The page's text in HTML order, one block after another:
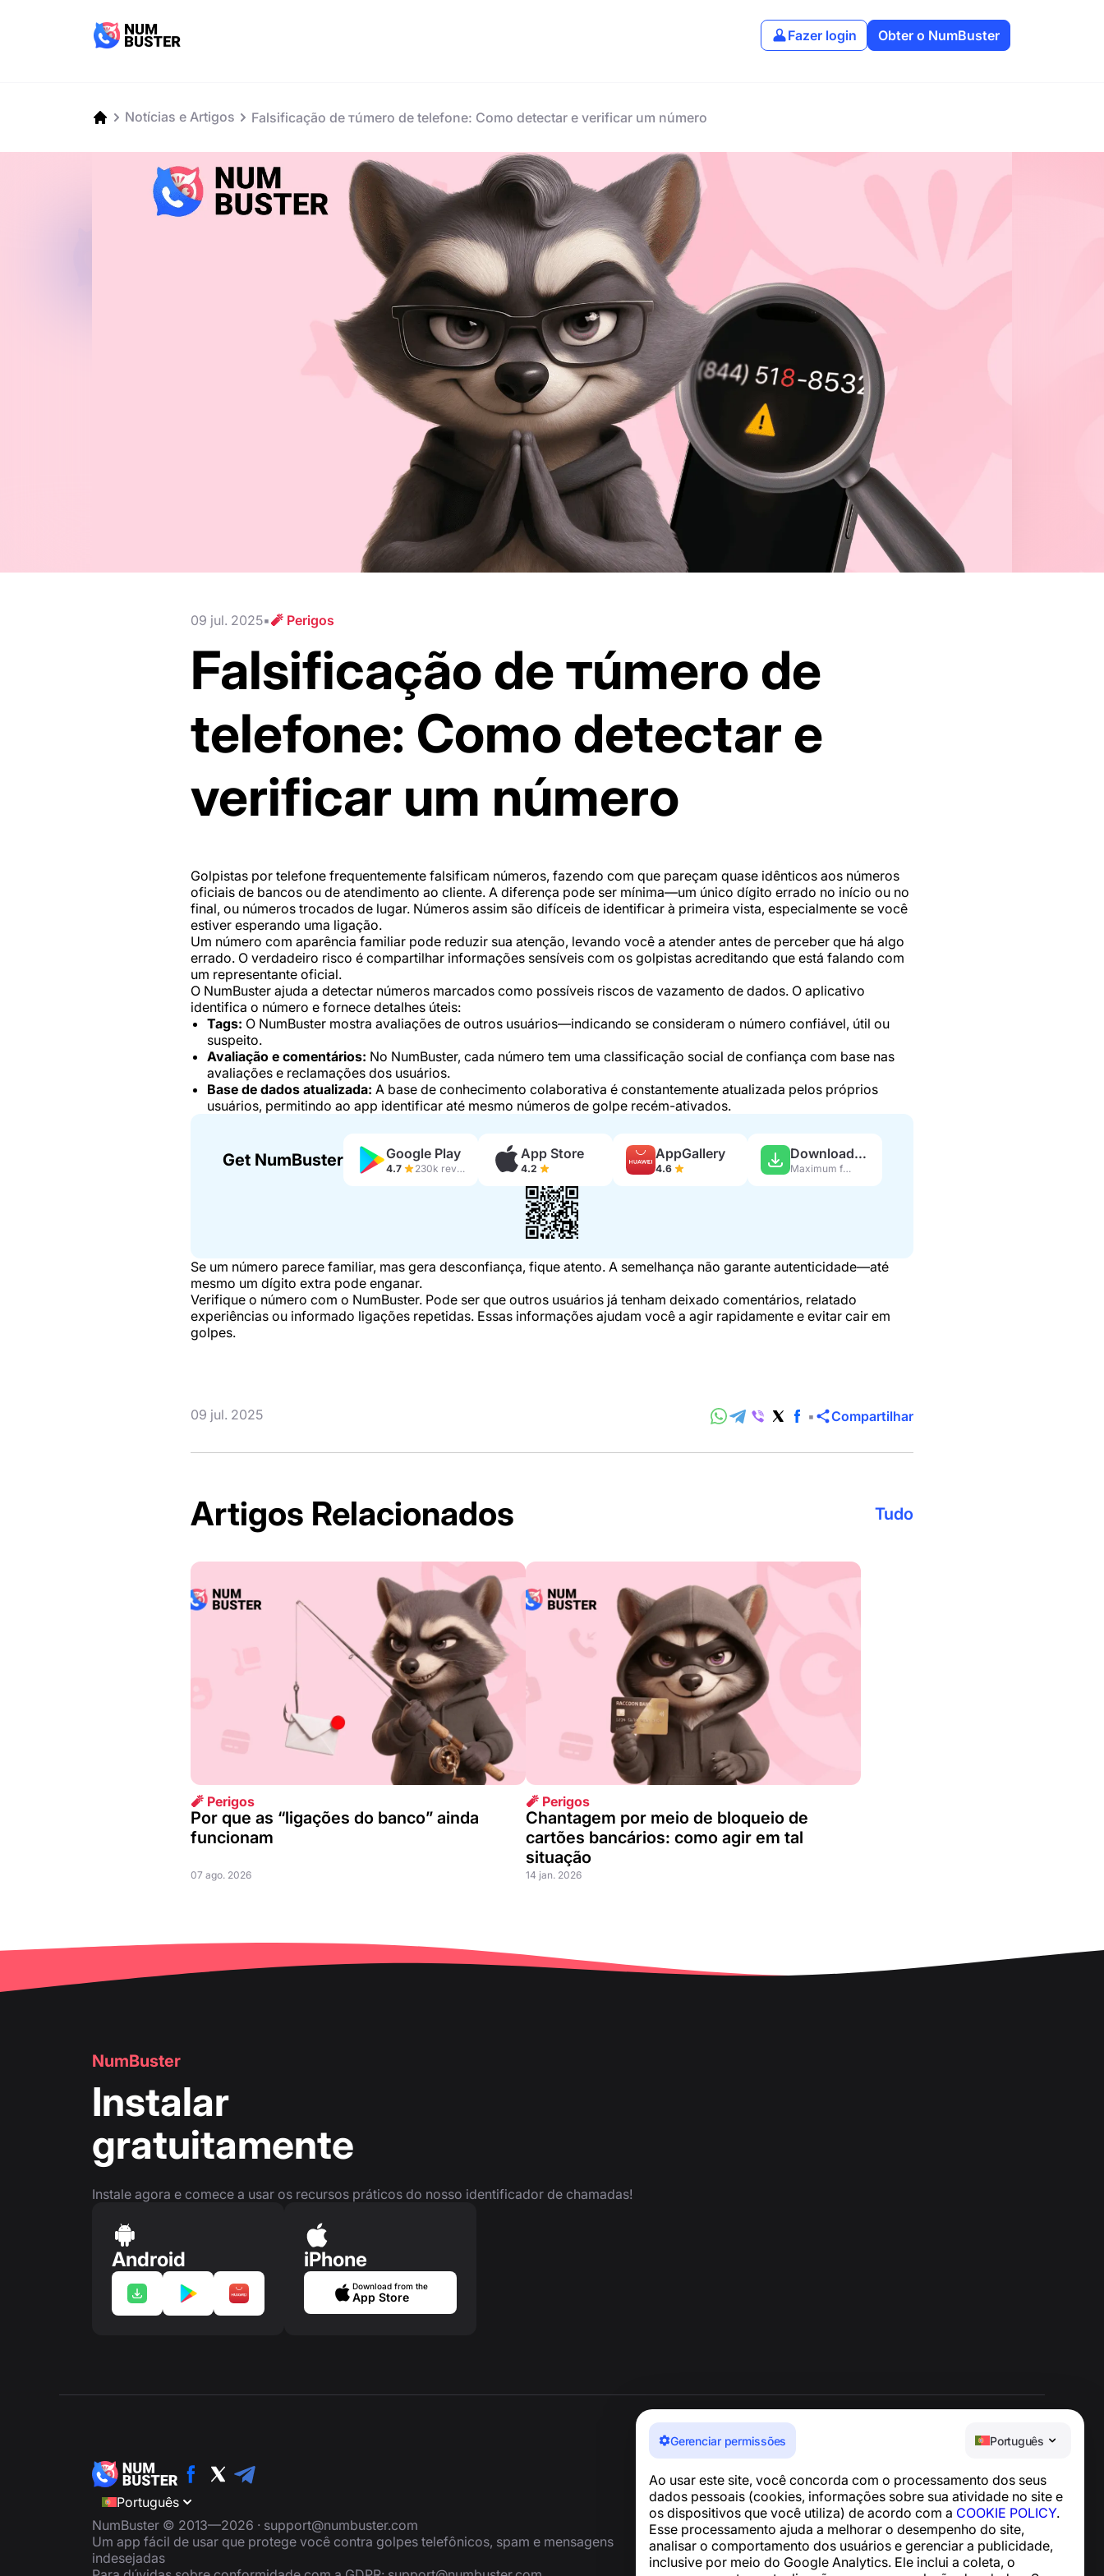
Fazer login Obter o NumBuster
Gerenciar permissões Português
Ao usar este site, você concorda com o processamento dos seus
dados pessoais (cookies, informações sobre sua atividade no site e
os dispositivos que você utiliza) de acordo com a COOKIE POLICY.
Esse processamento ajuda a melhorar o desempenho do site,
analisar o comportamento dos usuários e gerenciar a publicidade,
inclusive por meio do Google Analytics. Ele inclui a coleta, o
Notícias e Artigos Falsificação de тúmero de telefone: Como detectar e verificar um número
09 jul. 2025 🧨 Perigos
Falsificação de тúmero de
telefone: Como detectar e
verificar um número
Golpistas por telefone frequentemente falsificam números, fazendo com que pareçam quase idênticos aos números
oficiais de bancos ou de atendimento ao cliente. A diferença pode ser mínima—um único dígito errado no início ou no
final, ou números trocados de lugar. Números assim são difíceis de identificar à primeira vista, especialmente se você
estiver esperando uma ligação.
Um número com aparência familiar pode reduzir sua atenção, levando você a atender antes de perceber que há algo
errado. O verdadeiro risco é compartilhar informações sensíveis com os golpistas acreditando que está falando com
um representante oficial.
O NumBuster ajuda a detectar números marcados como possíveis riscos de vazamento de dados. O aplicativo
identifica o número e fornece detalhes úteis:
Tags: O NumBuster mostra avaliações de outros usuários—indicando se consideram o número confiável, útil ou
suspeito.
Avaliação e comentários: No NumBuster, cada número tem uma classificação social de confiança com base nas
avaliações e reclamações dos usuários.
Base de dados atualizada: A base de conhecimento colaborativa é constantemente atualizada pelos próprios
usuários, permitindo ao app identificar até mesmo números de golpe recém-ativados.
Get NumBuster Google Play
4.7 230k reviews
App Store
4.2
AppGallery
4.6
Download APK
Maximum features
Se um número parece familiar, mas gera desconfiança, fique atento. A semelhança não garante autenticidade—até
mesmo um dígito extra pode enganar.
Verifique o número com o NumBuster. Pode ser que outros usuários já tenham deixado comentários, relatado
experiências ou informado ligações repetidas. Essas informações ajudam você a agir rapidamente e evitar cair em
golpes.
09 jul. 2025 Compartilhar
Artigos Relacionados Tudo
🧨 Perigos
Por que as “ligações do banco” ainda
funcionam
07 ago. 2026
🧨 Perigos
Chantagem por meio de bloqueio de
cartões bancários: como agir em tal
situação
14 jan. 2026
NumBuster
Instalar
gratuitamente
Instale agora e comece a usar os recursos práticos do nosso identificador de chamadas!
Android iPhone
Download from the
App Store
Português
NumBuster © 2013—2026 · support@numbuster.com
Um app fácil de usar que protege você contra golpes telefônicos, spam e mensagens
indesejadas
Notícias e Artigos
Sobre o projeto
Contatos